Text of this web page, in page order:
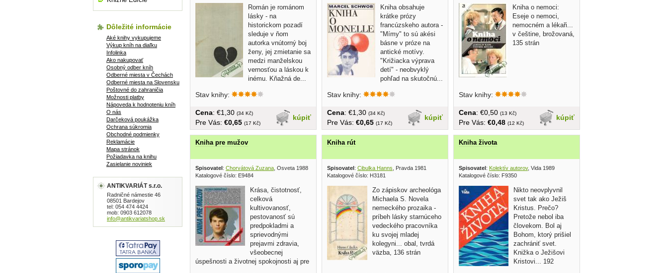
Román je románom
lásky - na
historickom pozadí
sleduje v ňom
autorka vnútorný boj
ženy, jej zmietanie sa
medzi manželskou
vernosťou a láskou k
inému. Kňažná de...
Stav knihy:
kúpiť
Cena: €1,30 (34 Kč)
Pre Vás: €0,65 (17 Kč)
Kniha obsahuje
krátke prózy
francúzskeho autora -
"Mímy" to sú akési
básne v próze na
antické motívy.
"Križiacka výprava
detí" - neobvyklý
pohľad na skutočnú...
Stav knihy:
kúpiť
Cena: €1,30 (34 Kč)
Pre Vás: €0,65 (17 Kč)
Kniha o nemoci:
Eseje o nemoci,
nemocném a lékaři...
v češtine, brožovaná,
135 strán
Stav knihy:
kúpiť
Cena: €0,50 (13 Kč)
Pre Vás: €0,48 (12 Kč)
Kniha pre mužov
Spisovatel: Chorvátová Zuzana , Osveta 1988
Katalogové číslo: E9484
Krása, čistotnosť,
celková
kultivovanosť,
pestovanosť sú
predpokladmi a
sprievodnými
prejavmi zdravia,
všeobecnej
úspešnosti a životnej spokojnosti aj pre
Kniha rút
Spisovatel: Cibulka Hanns , Pravda 1981
Katalogové číslo: H3181
Zo zápiskov archeológa
Michaela S. Novela
nemeckého prozaika -
príbeh lásky starnúceho
vedeckého pracovníka
ku svojej mladej
kolegyni... obal, tvrdá
väzba, 136 strán
Kniha života
Spisovatel: Kolektív autorov, Vida 1989
Katalogové číslo: F9350
Nikto neovplyvnil
svet tak ako Ježiš
Kristus. Prečo?
Pretože nebol iba
človekom. Bol aj
Bohom, ktorý prišiel
zachrániť svet.
Knižka o Ježišovi
Kristovi... 192
Dôležité informácie
Aké knihy vykupujeme
Výkup kníh na diaľku
Infolinka
Ako nakupovať
Osobný odber kníh
Odberné miesta v Čechách
Odberné miesta na Slovensku
Poštovné do zahraničia
Možnosti platby
Nápoveda k hodnoteniu kníh
O nás
Darčeková poukážka
Ochrana súkromia
Obchodné podmienky
Reklamácie
Mapa stránok
Požiadavka na knihu
Zasielanie noviniek
ANTIKVARIÁT s.r.o.
Radničné námestie 46
08501 Bardejov
tel: 054 474 4424
mob: 0903 612078
info@antikvariatshop.sk